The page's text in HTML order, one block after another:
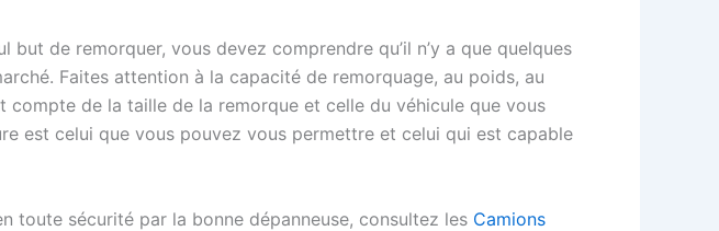
but de remorquer, vous devez comprendre qu’il n’y a que quelques
Faites attention à la capacité de remorquage, au poids, au
de la taille de la remorque et celle du véhicule que vous
est celui que vous pouvez vous permettre et celui qui est capable
toute sécurité par la bonne dépanneuse, consultez les Camions